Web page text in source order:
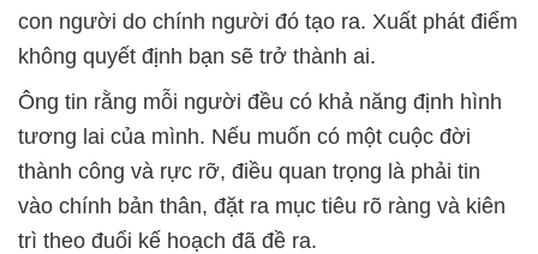
con người do chính người đó tạo ra. Xuất phát điểm
không quyết định bạn sẽ trở thành ai.
Ông tin rằng mỗi người đều có khả năng định hình
tương lai của mình. Nếu muốn có một cuộc đời
thành công và rực rỡ, điều quan trọng là phải tin
vào chính bản thân, đặt ra mục tiêu rõ ràng và kiên
trì theo đuổi kế hoạch đã đề ra.